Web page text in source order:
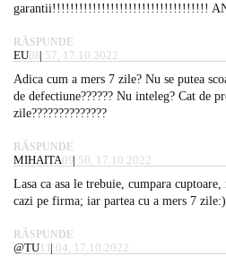
garantii!!!!!!!!!!!!!!!!!!!!!!!!!!!!!!!!!!!
RĂSPUNDE
EU08:57, 17.10.2022
Adica cum a mers 7 zile? Nu se putea
de defectiune?????? Nu inteleg? Cat de
zile??????????????
RĂSPUNDE
MIHAITA09:50, 17.10.2022
Lasa ca asa le trebuie, cumpara
cazi pe firma; iar partea cu a mers 7
RĂSPUNDE
@TU11:04, 17.10.2022